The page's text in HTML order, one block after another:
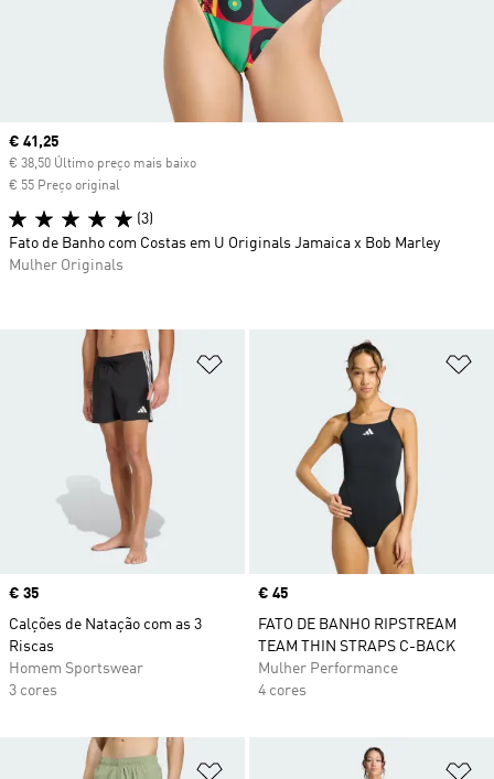
Adicionar à Lista de Desejos
Price
€ 35
Calções de Natação com as 3
Riscas
Homem Sportswear
3 cores
Price
€ 45
FATO DE BANHO RIPSTREAM
TEAM THIN STRAPS C-BACK
Mulher Performance
4 cores
Adicionar à Lista de Desejos
Current price
€ 41,25
€ 38,50 Último preço mais baixo
€ 55 Preço original
(3)
Fato de Banho com Costas em U Originals Jamaica x Bob Marley
Mulher Originals